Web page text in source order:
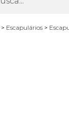
> Escapulários >